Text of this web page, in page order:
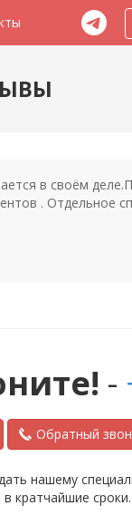
в своём
. Отдельное
-
Обратный
нашему
кратчайшие сроки.